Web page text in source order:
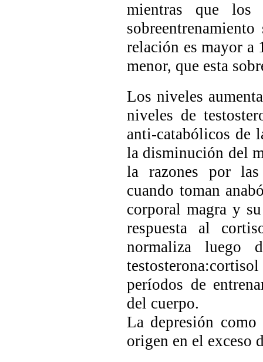
mientras que los
relación es mayor a
menor, que esta
Los niveles
niveles de
anti-catabólicos de
la disminución del
la razones por las
cuando toman
corporal magra y
respuesta al
normaliza luego
períodos de
del cuerpo.
La depresión como
origen en el exceso